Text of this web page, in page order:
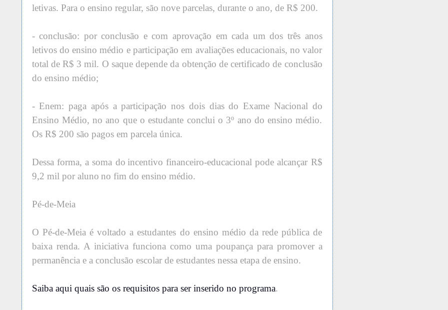
letivas. Para o ensino regular, são nove parcelas, durante o ano, de R$ 200.
- conclusão: por conclusão e com aprovação em cada um dos três anos
letivos do ensino médio e participação em avaliações educacionais, no valor
total de R$ 3 mil. O saque depende da obtenção de certificado de conclusão
do ensino médio;
- Enem: paga após a participação nos dois dias do Exame Nacional do
Ensino Médio, no ano que o estudante conclui o 3º ano do ensino médio.
Os R$ 200 são pagos em parcela única.
Dessa forma, a soma do incentivo financeiro-educacional pode alcançar R$
9,2 mil por aluno no fim do ensino médio.
Pé-de-Meia
O Pé-de-Meia é voltado a estudantes do ensino médio da rede pública de
baixa renda. A iniciativa funciona como uma poupança para promover a
permanência e a conclusão escolar de estudantes nessa etapa de ensino.
Saiba aqui quais são os requisitos para ser inserido no programa.